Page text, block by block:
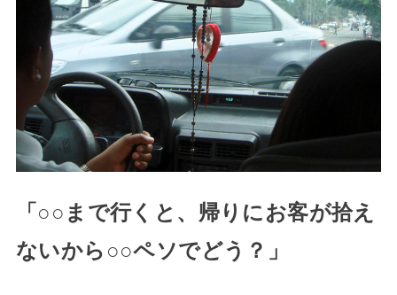
「○○まで行くと、帰りにお客が拾え
ないから○○ペソでどう？」